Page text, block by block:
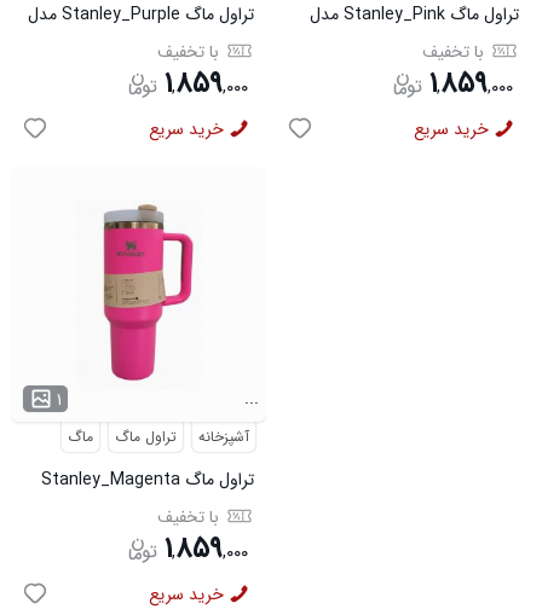
تراول ماگ Stanley_Purple مدل
3780با تخفیف
۱,۸۵۹,۰۰۰
خرید سریع
تراول ماگ Stanley_Pink مدل
3779با تخفیف
۱,۸۵۹,۰۰۰
خرید سریع
۱ ...
آشپزخانه تراول ماگ ماگ
تراول ماگ Stanley_Magenta
مدل 3778 با تخفیف
۱,۸۵۹,۰۰۰
خرید سریع